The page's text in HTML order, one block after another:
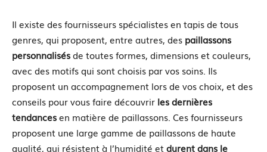
Il existe des fournisseurs spécialistes en tapis de tous
genres, qui proposent, entre autres, des paillassons
personnalisésde toutes formes, dimensions et couleurs,
avec des motifs qui sont choisis par vos soins. Ils
proposent un accompagnement lors de vos choix, et des
conseils pour vous faire découvrir les dernières
tendancesen matière de paillassons. Ces fournisseurs
proposent une large gamme de paillassons de haute
qualité, qui résistent à l’humidité etdurent dans le